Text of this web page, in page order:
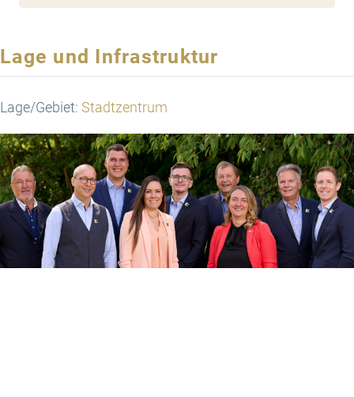
Lage und Infrastruktur
Lage/Gebiet: Stadtzentrum